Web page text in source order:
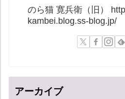
のら猫 寛兵衛（旧）
kambei.blog.ss-blog.jp/
アーカイブ